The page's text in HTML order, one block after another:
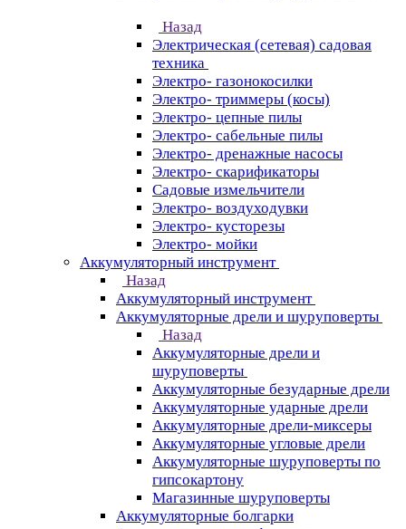
Назад
Электрическая (сетевая) садовая
техника
Электро- газонокосилки
Электро- триммеры (косы)
Электро- цепные пилы
Электро- сабельные пилы
Электро- дренажные насосы
Электро- скарификаторы
Садовые измельчители
Электро- воздуходувки
Электро- кусторезы
Электро- мойки
Аккумуляторный инструмент
Назад
Аккумуляторный инструмент
Аккумуляторные дрели и шуруповерты
Назад
Аккумуляторные дрели и
шуруповерты
Аккумуляторные безударные дрели
Аккумуляторные ударные дрели
Аккумуляторные дрели-миксеры
Аккумуляторные угловые дрели
Аккумуляторные шуруповерты по
гипсокартону
Магазинные шуруповерты
Аккумуляторные болгарки